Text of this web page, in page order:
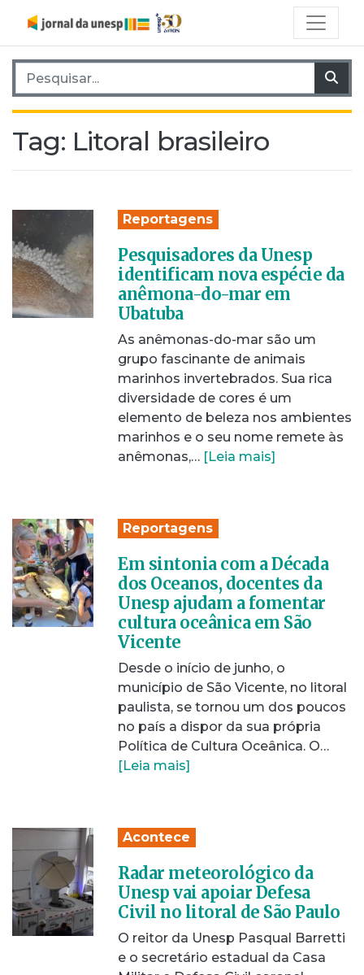
Pesquisar por:
Tag: Litoral brasileiro
Reportagens
Pesquisadores da Unesp
identificam nova espécie da
anêmona-do-mar em
Ubatuba
As anêmonas-do-mar são um
grupo fascinante de animais
marinhos invertebrados. Sua rica
diversidade de cores é um
elemento de beleza nos ambientes
marinhos e o seu nome remete às
anêmonas,… [Leia mais]
Reportagens
Em sintonia com a Década
dos Oceanos, docentes da
Unesp ajudam a fomentar
cultura oceânica em São
Vicente
Desde o início de junho, o
município de São Vicente, no litoral
paulista, se tornou um dos poucos
no país a dispor da sua própria
Política de Cultura Oceânica. O…
[Leia mais]
Acontece
Radar meteorológico da
Unesp vai apoiar Defesa
Civil no litoral de São Paulo
O reitor da Unesp Pasqual Barretti
e o secretário estadual da Casa